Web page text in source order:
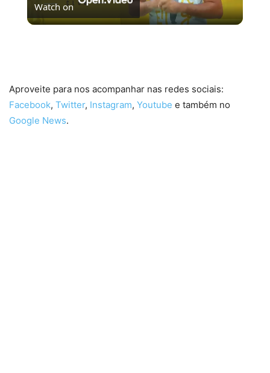
Video
Watch on
Aproveite para nos acompanhar nas redes sociais:
Facebook, Twitter, Instagram, Youtube e também no
Google News.